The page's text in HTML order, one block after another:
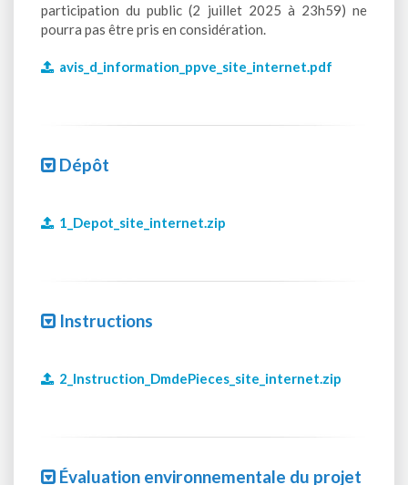
participation du public (2 juillet 2025 à 23h59) ne
pourra pas être pris en considération.
avis_d_information_ppve_site_internet.pdf
Dépôt
1_Depot_site_internet.zip
Instructions
2_Instruction_DmdePieces_site_internet.zip
Évaluation environnementale du projet